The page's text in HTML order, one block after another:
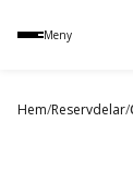
Meny
namn,
Hem/Reservdelar/